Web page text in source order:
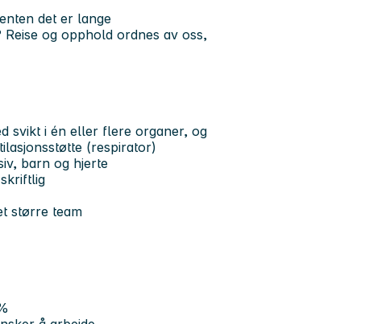
det er lange
og opphold ordnes av oss,
svikt i én eller flere organer, og
(respirator)
barn og hjerte
større team